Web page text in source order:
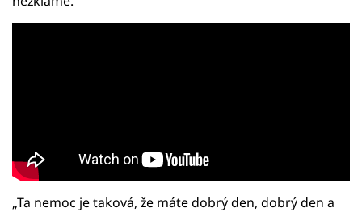
„Ta nemoc je taková, že máte dobrý den, dobrý den a